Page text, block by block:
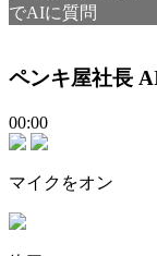
でAIに質問
ペンキ屋社長
00:00
マイクをオン